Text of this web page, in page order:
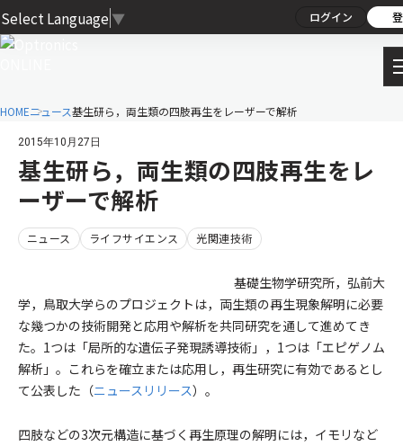
Select Language ▼ ログイン
HOMEニュース基生研ら，両生類の四肢再生をレーザーで解析
2015年10月27日
基生研ら，両生類の四肢再生をレ
ーザーで解析
ニュース ライフサイエンス 光関連技術
基礎生物学研究所，弘前大
学，鳥取大学らのプロジェクトは，両生類の再生現象解明に必要
な幾つかの技術開発と応用や解析を共同研究を通して進めてき
た。1つは「局所的な遺伝子発現誘導技術」，1つは「エピゲノム
解析」。これらを確立または応用し，再生研究に有効であるとし
て公表した（ニュースリリース）。
四肢などの3次元構造に基づく再生原理の解明には，イモリなど